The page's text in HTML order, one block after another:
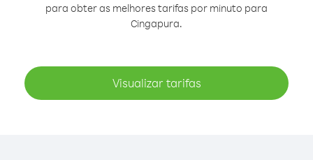
para obter as melhores tarifas por minuto para
Cingapura.
Visualizar tarifas